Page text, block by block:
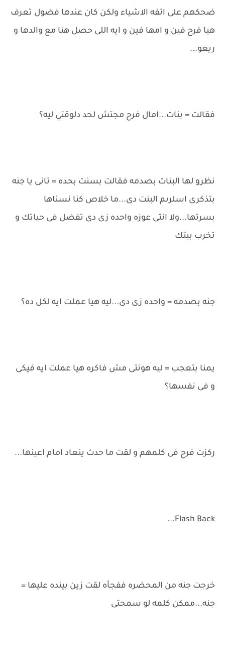
ضحكهم على اتفه الاشياء ولكن كان عندها فضول تعرف
هيا فرح فين و امها فين و ايه اللى حصل هنا مع والدها و
ريعو...
فقالت = بنات...امال فرح مجتش لحد دلوقتي ليه؟
نظرو لها البنات بصدمه فقالت بسنت بحده = تانى يا جنه
بتذكرى اسلرىم البنت دى...ما خلاص كنا نسناها
بسرتها...ولا انتى عوزه واحده زى دى تفضل فى حياتك و
تخرب بيتك
جنه بصدمه = واحده زى دى...ليه هيا عملت ايه لكل ده؟
يمنا بتعجب = ليه هونتى مش فاكره هيا عملت ايه فيكى
و فى نفسها؟
ركزت فرح فى كلمهم و لقت ما حدث ينعاد امام اعينها...
Flash Back...
خرجت جنه من المحضره ففجأه لقت زين بينده عليها =
جنه...ممكن كلمه لو سمحتى